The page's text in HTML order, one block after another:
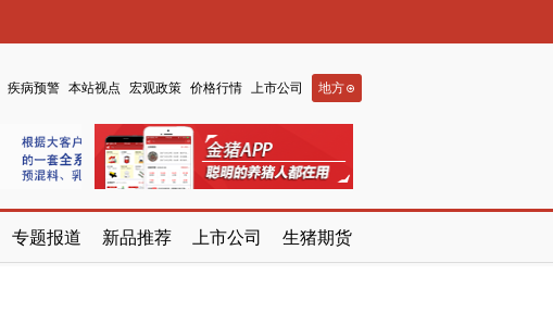
疾病预警 本站视点 宏观政策 价格行情 上市公司 地方
专题报道 新品推荐 上市公司 生猪期货